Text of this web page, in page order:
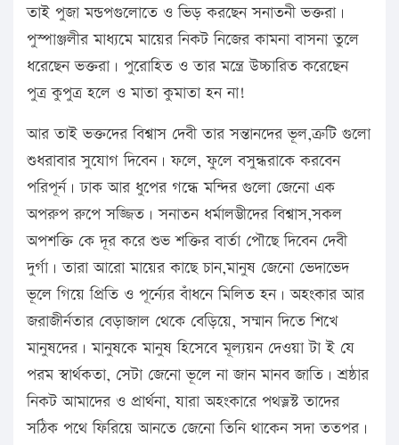
তাই পুজা মন্ডপগুলোতে ও ভিড় করছেন সনাতনী ভক্তরা।
পুস্পাঞ্জলীর মাধ্যমে মায়ের নিকট নিজের কামনা বাসনা তুলে
ধরেছেন ভক্তরা। পুরোহিত ও তার মন্ত্রে উচ্চারিত করেছেন
পুত্র কুপুত্র হলে ও মাতা কুমাতা হন না!
আর তাই ভক্তদের বিশ্বাস দেবী তার সন্তানদের ভূল,ত্রুটি গুলো
শুধরাবার সুযোগ দিবেন। ফলে, ফুলে বসুন্ধরাকে করবেন
পরিপূর্ন। ঢাক আর ধুপের গন্ধে মন্দির গুলো জেনো এক
অপরুপ রুপে সজ্জিত। সনাতন ধর্মালম্ভীদের বিশ্বাস,সকল
অপশক্তি কে দূর করে শুভ শক্তির বার্তা পৌছে দিবেন দেবী
দুর্গা। তারা আরো মায়ের কাছে চান,মানুষ জেনো ভেদাভেদ
ভূলে গিয়ে প্রিতি ও পূর্ন্যের বাঁধনে মিলিত হন। অহংকার আর
জরাজীর্নতার বেড়াজাল থেকে বেড়িয়ে, সম্মান দিতে শিখে
মানুষদের। মানুষকে মানুষ হিসেবে মূল্যয়ন দেওয়া টা ই যে
পরম স্বার্থকতা, সেটা জেনো ভূলে না জান মানব জাতি। শ্রষ্ঠার
নিকট আমাদের ও প্রার্থনা, যারা অহংকারে পথভ্লস্ট তাদের
সঠিক পথে ফিরিয়ে আনতে জেনো তিনি থাকেন সদা ততপর।